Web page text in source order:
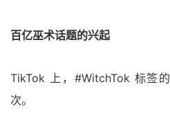
百亿巫术话题的兴起
TikTok 上，#WitchTok 标签
次。